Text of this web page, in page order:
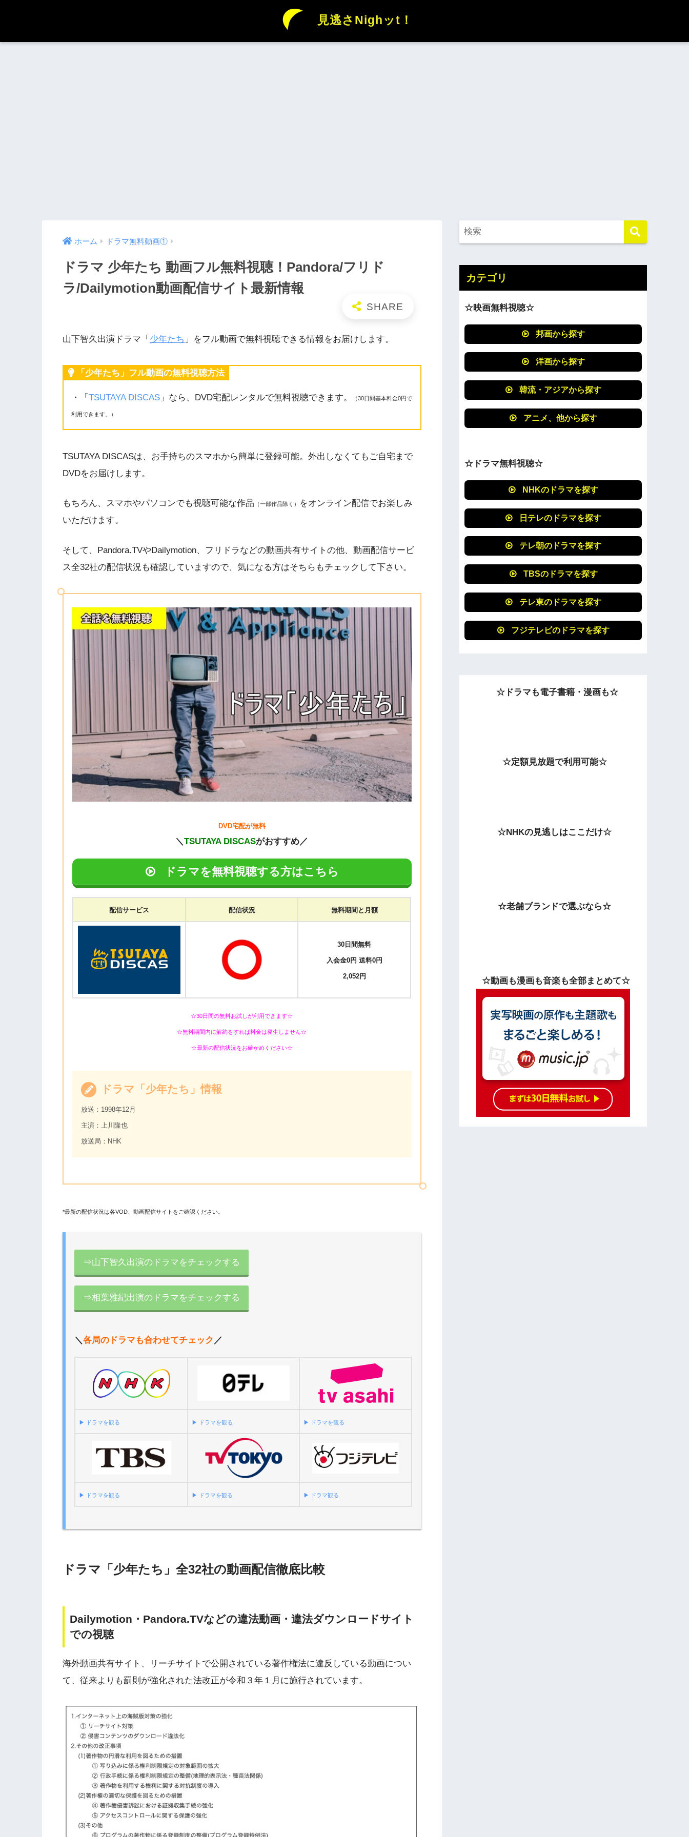
見逃さNighッt！
ホーム ドラマ無料動画①
ドラマ 少年たち 動画フル無料視聴！Pandora/フリド
ラ/Dailymotion動画配信サイト最新情報
山下智久出演ドラマ「 少年たち 」をフル動画で無料視聴できる情報をお届けします。
「少年たち」フル動画の無料視聴方法
・「 TSUTAYA DISCAS 」なら、DVD宅配レンタルで無料視聴できます。 （30日間基本料金0円で
利用できます。）
TSUTAYA DISCASは、お手持ちのスマホから簡単に登録可能。外出しなくてもご自宅まで
DVDをお届けします。
もちろん、スマホやパソコンでも視聴可能な作品 （一部作品除く）
をオンライン配信でお楽しみ
いただけます。
そして、Pandora.TVやDailymotion、フリドラなどの動画共有サイトの他、動画配信サービ
ス全32社の配信状況も確認していますので、気になる方はそちらもチェックして下さい。
DVD宅配が無料
＼TSUTAYA DISCASがおすすめ／
ドラマを無料視聴する方はこちら
配信サービス 配信状況 無料期間と月額
30日間無料
入会金0円 送料0円
2,052円
☆30日間の無料お試しが利用できます☆
☆無料期間内に解約をすれば料金は発生しません☆
☆最新の配信状況をお確かめください☆
ドラマ「少年たち」情報
放送：1998年12月
主演：上川隆也
放送局：NHK
*最新の配信状況は各VOD、動画配信サイトをご確認ください。
⇒山下智久出演のドラマをチェックする
⇒相葉雅紀出演のドラマをチェックする
＼各局のドラマも合わせてチェック ／
▶︎ ドラマを観る ▶︎ ドラマを観る ▶︎ ドラマを観る
▶︎ ドラマを観る ▶︎ ドラマを観る ▶︎ ドラマ観る
ドラマ「少年たち」全32社の動画配信徹底比較
Dailymotion・Pandora.TVなどの違法動画・違法ダウンロードサイト
での視聴
海外動画共有サイト、リーチサイトで公開されている著作権法に違反している動画につい
て、従来よりも罰則が強化された法改正が令和３年１月に施行されています。
カテゴリ
☆映画無料視聴☆
邦画から探す
洋画から探す
韓流・アジアから探す
アニメ、他から探す
☆ドラマ無料視聴☆
NHKのドラマを探す
日テレのドラマを探す
テレ朝のドラマを探す
TBSのドラマを探す
テレ東のドラマを探す
フジテレビのドラマを探す
☆ドラマも電子書籍・漫画も☆
☆定額見放題で利用可能☆
☆NHKの見逃しはここだけ☆
☆老舗ブランドで選ぶなら☆
☆動画も漫画も音楽も全部まとめて☆